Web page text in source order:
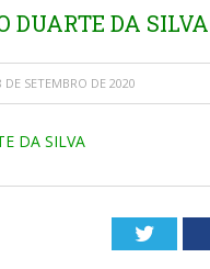
DUARTE DA SILVA
DE SETEMBRO DE 2020
DA SILVA